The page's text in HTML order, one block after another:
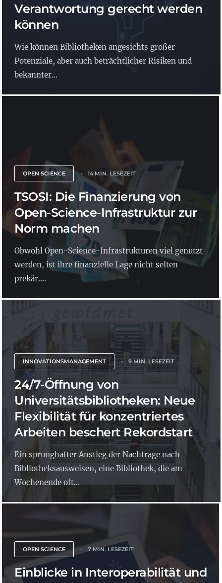
Verantwortung gerecht werden
können
Wie können Bibliotheken angesichts großer
Potenziale, aber auch beträchtlicher Risiken und
bekannter...
OPEN SCIENCE 14 MIN. LESEZEIT
TSOSI: Die Finanzierung von
Open-Science-Infrastruktur zur
Norm machen
Obwohl Open-Science-Infrastrukturen viel genutzt
werden, ist ihre finanzielle Lage nicht selten
prekär....
INNOVATIONSMANAGEMENT 9 MIN. LESEZEIT
24/7-Öffnung von
Universitätsbibliotheken: Neue
Flexibilität für konzentriertes
Arbeiten beschert Rekordstart
Ein sprunghafter Anstieg der Nachfrage nach
Bibliotheksausweisen, eine Bibliothek, die am
Wochenende oft...
OPEN SCIENCE 7 MIN. LESEZEIT
Einblicke in Interoperabilität und